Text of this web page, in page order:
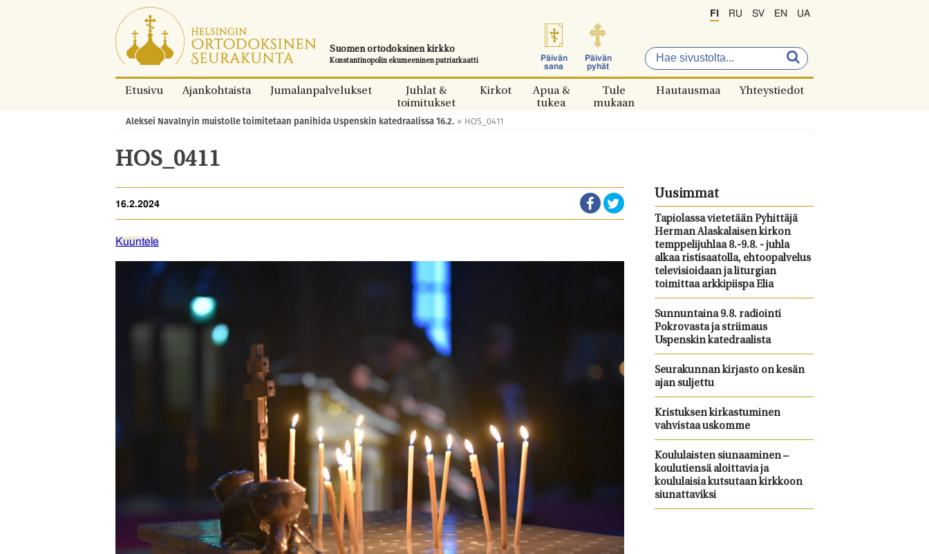
Siirry
suoraan
sisältöön.
Suomen ortodoksinen kirkko
Konstantinopolin ekumeeninen patriarkaatti
Päivän
sana
Päivän
pyhät
FI RU SV EN UA
Etusivu Ajankohtaista Jumalanpalvelukset
Juhlat &
toimitukset
Kirkot
Apua &
tukea
Tule
mukaan
Hautausmaa Yhteystiedot
Murupolku:
Aleksei Navalnyin muistolle toimitetaan panihida Uspenskin katedraalissa 16.2. » HOS_0411
HOS_0411
16.2.2024
Kuuntele
Uusimmat
Tapiolassa vietetään Pyhittäjä
Herman Alaskalaisen kirkon
temppelijuhlaa 8.-9.8. - juhla
alkaa ristisaatolla, ehtoopalvelus
televisioidaan ja liturgian
toimittaa arkkipiispa Elia
Sunnuntaina 9.8. radiointi
Pokrovasta ja striimaus
Uspenskin katedraalista
Seurakunnan kirjasto on kesän
ajan suljettu
Kristuksen kirkastuminen
vahvistaa uskomme
Koululaisten siunaaminen –
koulutiensä aloittavia ja
koululaisia kutsutaan kirkkoon
siunattaviksi